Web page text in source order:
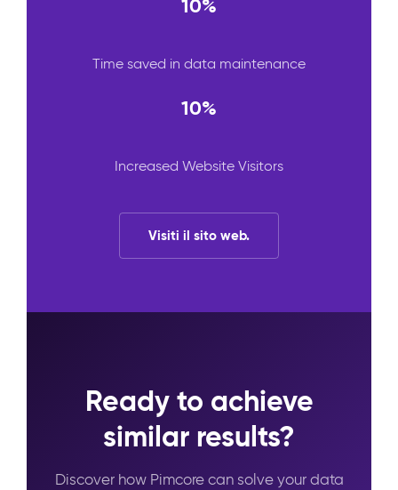
10%
Time saved in data maintenance
10%
Increased Website Visitors
Visiti il sito web.
Ready to achieve
similar results?
Discover how Pimcore can solve your data